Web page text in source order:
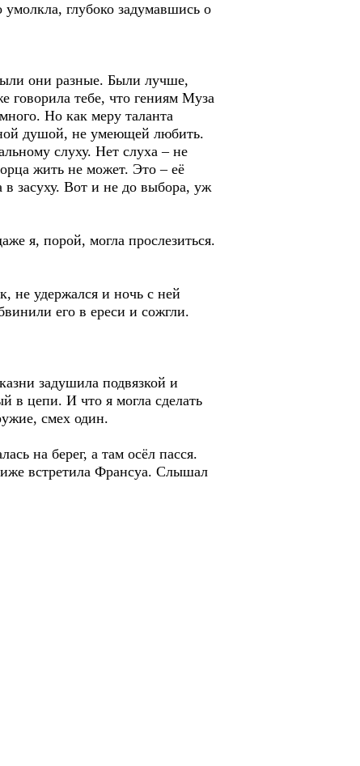
глубоко задумавшись о
они разные. Были лучше,
тебе, что гениям Муза
Но как меру таланта
душой, не умеющей любить.
слуху. Нет слуха – не
жить не может. Это – её
в засуху. Вот и не до выбора, уж
я, порой, могла прослезиться.
не удержался и ночь с ней
его в ереси и сожгли.
задушила подвязкой и
в цепи. И что я могла сделать
смех один.
на берег, а там осёл пасся.
встретила Франсуа. Слышал